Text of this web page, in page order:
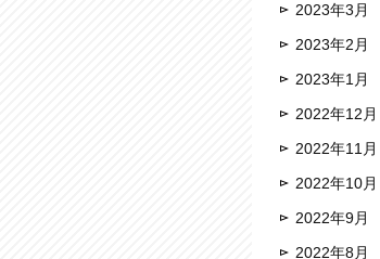
2023年3月
2023年2月
2023年1月
2022年12月
2022年11月
2022年10月
2022年9月
2022年8月